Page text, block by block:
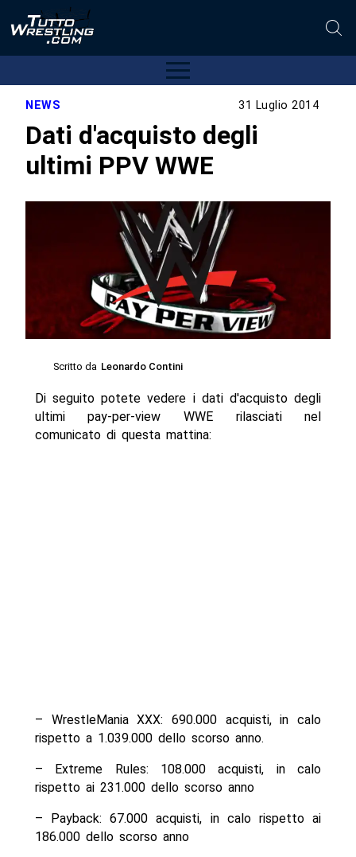
NEWS 31 Luglio 2014
Dati d'acquisto degli
ultimi PPV WWE
Scritto da Leonardo Contini
Di seguito potete vedere i dati d'acquisto degli
ultimi pay-per-view WWE rilasciati nel
comunicato di questa mattina:
– WrestleMania XXX: 690.000 acquisti, in calo
rispetto a 1.039.000 dello scorso anno.
– Extreme Rules: 108.000 acquisti, in calo
rispetto ai 231.000 dello scorso anno
– Payback: 67.000 acquisti, in calo rispetto ai
186.000 dello scorso anno